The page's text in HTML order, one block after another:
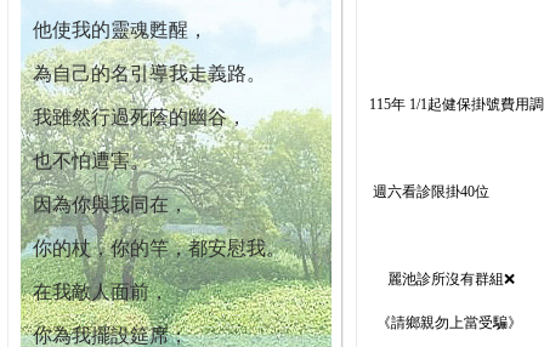
他使我的靈魂甦醒，
為自己的名引導我走義路。
我雖然行過死蔭的幽谷，
也不怕遭害。
因為你與我同在，
你的杖，你的竿，都安慰我。
在我敵人面前，
你為我擺設筵席；
115年 1/1起健保掛號費用
週六看診限掛40位
麗池診所沒有群組❌
《請鄉親勿上當受騙》